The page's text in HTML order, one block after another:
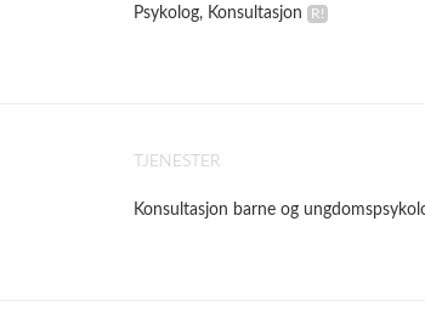
Psykolog, Konsultasjon
TJENESTER
Konsultasjon barne og